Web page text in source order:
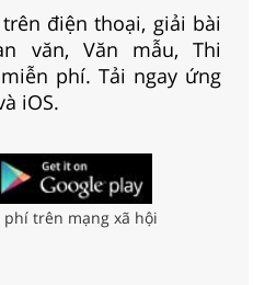
điện thoại, giải bài
văn, Văn mẫu, Thi
phí. Tải ngay ứng
iOS.
trên mạng xã hội